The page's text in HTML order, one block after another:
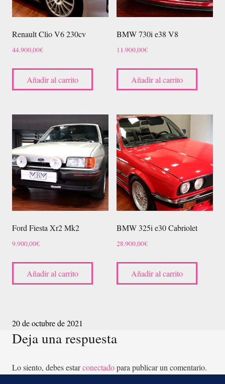
Renault Clio V6 230cv
44.900,00€
Añadir al carrito
BMW 730i e38 V8
11.900,00€
Añadir al carrito
Ford Fiesta Xr2 Mk2
9.900,00€
Añadir al carrito
BMW 325i e30 Cabriolet
28.900,00€
Añadir al carrito
20 de octubre de 2021
Deja una respuesta
Lo siento, debes estarconectadopara publicar un comentario.